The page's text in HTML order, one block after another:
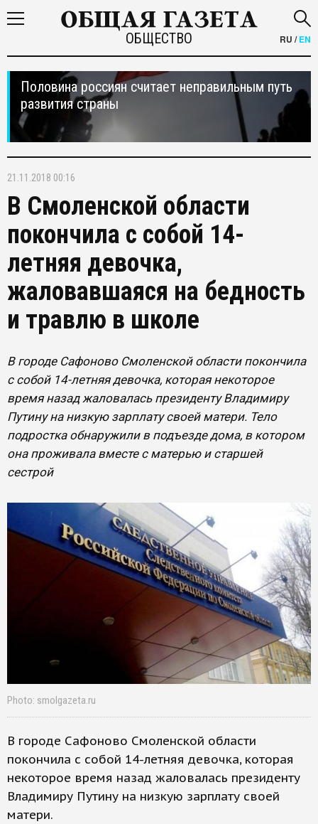
ОБЩЕСТВО RU /EN
Половина россиян считает неправильным путь
развития страны
21.11.2018 00:16
В Смоленской области
покончила с собой 14-
летняя девочка,
жаловавшаяся на бедность
и травлю в школе
В городе Сафоново Смоленской области покончила
с собой 14-летняя девочка, которая некоторое
время назад жаловалась президенту Владимиру
Путину на низкую зарплату своей матери. Тело
подростка обнаружили в подъезде дома, в котором
она проживала вместе с матерью и старшей
сестрой
Photo: smolgazeta.ru
В городе Сафоново Смоленской области
покончила с собой 14-летняя девочка, которая
некоторое время назад жаловалась президенту
Владимиру Путину на низкую зарплату своей
матери.